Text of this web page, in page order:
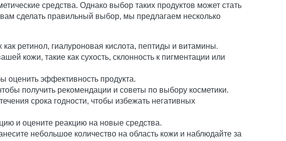
средства. Однако выбор таких продуктов может стать
сделать правильный выбор, мы предлагаем несколько
ретинол, гиалуроновая кислота, пептиды и витамины.
кожи, такие как сухость, склонность к пигментации или
оценить эффективность продукта.
получить рекомендации и советы по выбору косметики.
срока годности, чтобы избежать негативных
и оцените реакцию на новые средства.
небольшое количество на область кожи и наблюдайте за